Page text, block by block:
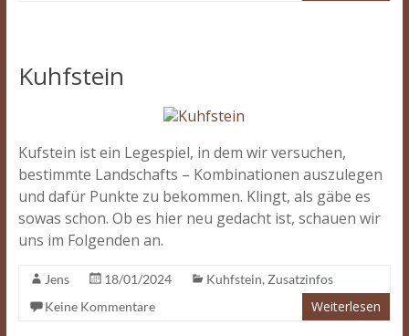
Kuhfstein
Kufstein ist ein Legespiel, in dem wir versuchen,
bestimmte Landschafts – Kombinationen auszulegen
und dafür Punkte zu bekommen. Klingt, als gäbe es
sowas schon. Ob es hier neu gedacht ist, schauen wir
uns im Folgenden an.
Jens 18/01/2024 Kuhfstein, Zusatzinfos
Keine Kommentare
Weiterlesen